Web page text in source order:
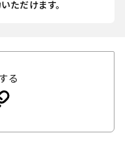
ただけます。
る